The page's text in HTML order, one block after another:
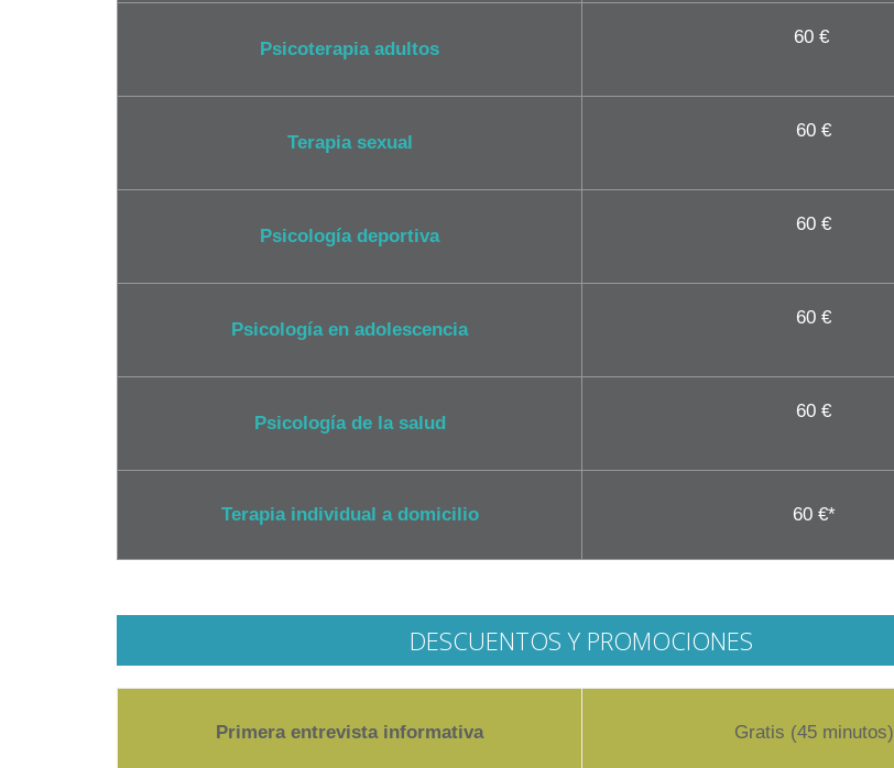
Psicoterapia adultos
60 €
Terapia sexual
60 €
Psicología deportiva
60 €
Psicología en adolescencia
60 €
Psicología de la salud
60 €
Terapia individual a domicilio 60 €*
DESCUENTOS Y PROMOCIONES
Primera entrevista informativa Gratis (45 minutos)